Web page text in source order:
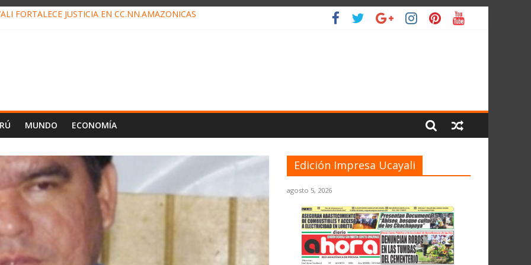
FORTALECE JUSTICIA EN CC.NN.AMAZÓNICAS
MUNDO ECONOMÍA
Edición Impresa Ucayali
agosto 5, 2026